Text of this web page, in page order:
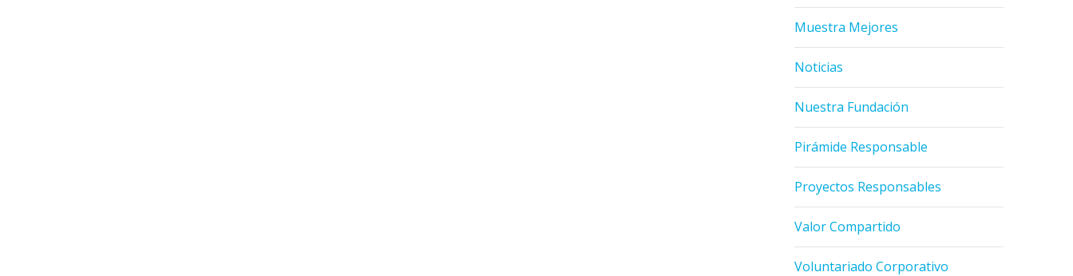
Muestra Mejores
Noticias
Nuestra Fundación
Pirámide Responsable
Proyectos Responsables
Valor Compartido
Voluntariado Corporativo